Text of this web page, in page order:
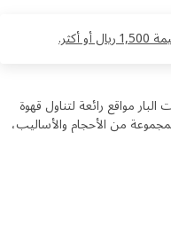
مواقع رائعة لتناول قهوة
من الأحجام والأساليب،
وبسعر يتناسب مع